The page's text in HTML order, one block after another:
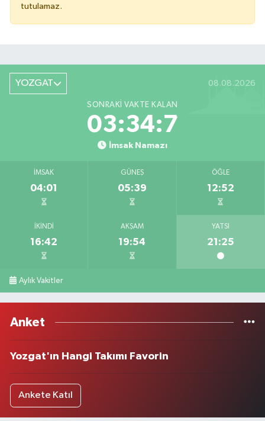
tutulamaz.
YOZGAT 08.08.2026
SONRAKI VAKTE KALAN
03:34:7
İmsak Namazı
İMSAK
04:01
GÜNEŞ
05:39
ÖĞLE
12:52
İKINDI
16:42
AKŞAM
19:54
YATSI
21:25
Aylık Vakitler
Anket
Yozgat'ın Hangi Takımı Favorin
Ankete Katıl